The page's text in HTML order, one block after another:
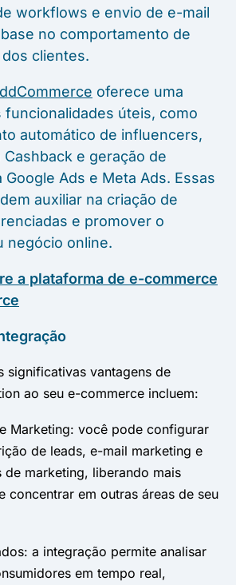
workflows e envio de e-mail
no comportamento de
clientes.
oferece uma
funcionalidades úteis, como
automático de influencers,
e geração de
Google Ads e Meta Ads. Essas
auxiliar na criação de
e promover o
negócio online.
a plataforma de e-commerce
significativas vantagens de
ao seu e-commerce incluem:
Marketing: você pode configurar
de leads, e-mail marketing e
de marketing, liberando mais
concentrar em outras áreas de seu
a integração permite analisar
em tempo real,